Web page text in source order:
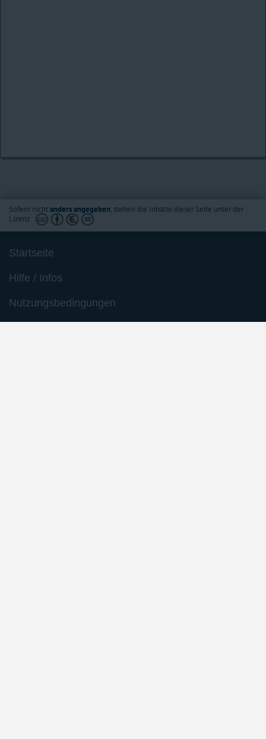
Sofern nichtanders angegeben, stehen die Inhalte dieser Seite unter der
Lizenz
Startseite
Hilfe / Infos
Nutzungsbedingungen